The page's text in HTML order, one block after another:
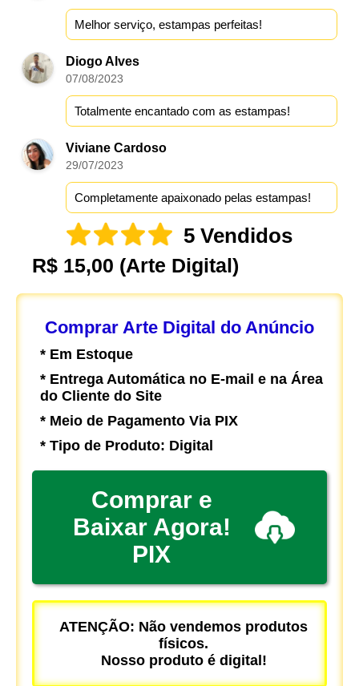
Melhor serviço, estampas perfeitas!
Diogo Alves
07/08/2023
Totalmente encantado com as estampas!
Viviane Cardoso
29/07/2023
Completamente apaixonado pelas estampas!
5 Vendidos
R$ 15,00 (Arte Digital)
Comprar Arte Digital do Anúncio
* Em Estoque
* Entrega Automática no E-mail e na Área
do Cliente do Site
* Meio de Pagamento Via PIX
* Tipo de Produto: Digital
Comprar e
Baixar Agora!
PIX
ATENÇÃO: Não vendemos produtos
físicos.
Nosso produto é digital!